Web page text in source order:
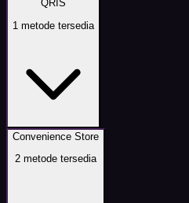
QRIS
1 metode tersedia
Convenience Store
2 metode tersedia